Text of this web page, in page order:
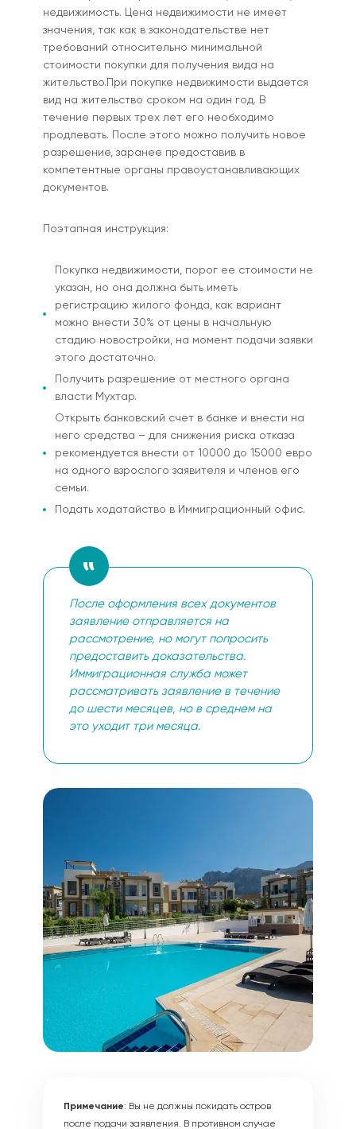
недвижимость. Цена недвижимости не имеет
значения, так как в законодательстве нет
требований относительно минимальной
стоимости покупки для получения вида на
жительство.При покупке недвижимости выдается
вид на жительство сроком на один год. В
течение первых трех лет его необходимо
продлевать. После этого можно получить новое
разрешение, заранее предоставив в
компетентные органы правоустанавливающих
документов.
Поэтапная инструкция:
Покупка недвижимости, порог ее стоимости не
указан, но она должна быть иметь
регистрацию жилого фонда, как вариант
можно внести 30% от цены в начальную
стадию новостройки, на момент подачи заявки
этого достаточно.
Получить разрешение от местного органа
власти Мухтар.
Открыть банковский счет в банке и внести на
него средства – для снижения риска отказа
рекомендуется внести от 10000 до 15000 евро
на одного взрослого заявителя и членов его
семьи.
Подать ходатайство в Иммиграционный офис.
После оформления всех документов
заявление отправляется на
рассмотрение, но могут попросить
предоставить доказательства.
Иммиграционная служба может
рассматривать заявление в течение
до шести месяцев, но в среднем на
это уходит три месяца.
Примечание: Вы не должны покидать остров
после подачи заявления. В противном случае